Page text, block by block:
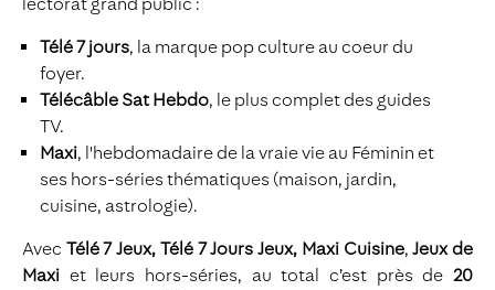
Télé 7 jours, la marque pop culture au coeur du
foyer.
Télécâble Sat Hebdo, le plus complet des guides
TV.
Maxi, l'hebdomadaire de la vraie vie au Féminin et
ses hors-séries thématiques (maison, jardin,
cuisine, astrologie).
Avec Télé 7 Jeux, Télé 7 Jours Jeux, Maxi Cuisine,Jeux de
Maxi et leurs hors-séries, au total c’est près de 20